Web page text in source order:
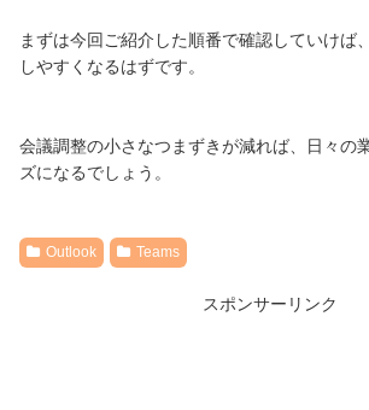
まずは今回ご紹介した順番で確認していけば
しやすくなるはずです。
会議調整の小さなつまずきが減れば、日々の
ズになるでしょう。
Outlook Teams
スポンサーリンク